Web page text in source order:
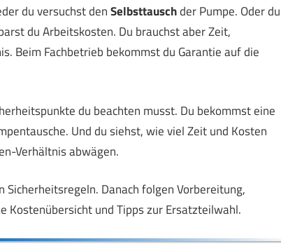
du versuchst denSelbsttauschder Pumpe. Oder du
du Arbeitskosten. Du brauchst aber Zeit,
Beim Fachbetrieb bekommst du Garantie auf die
du beachten musst. Du bekommst eine
Und du siehst, wie viel Zeit und Kosten
Verhältnis abwägen.
Danach folgen Vorbereitung,
Kostenübersicht und Tipps zur Ersatzteilwahl.